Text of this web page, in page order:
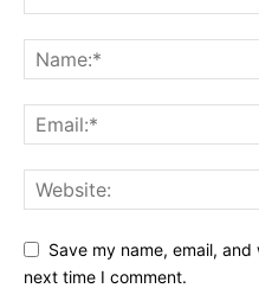
Save my name, email,
next time I comment.